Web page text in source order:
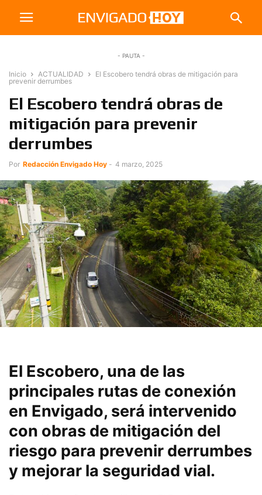
- PAUTA -
Inicio ACTUALIDAD
El Escobero tendrá obras de mitigación para
prevenir derrumbes
El Escobero tendrá obras de
mitigación para prevenir
derrumbes
Por Redacción Envigado Hoy - 4 marzo, 2025
El Escobero, una de las
principales rutas de conexión
en Envigado, será intervenido
con obras de mitigación del
riesgo para prevenir derrumbes
y mejorar la seguridad vial.